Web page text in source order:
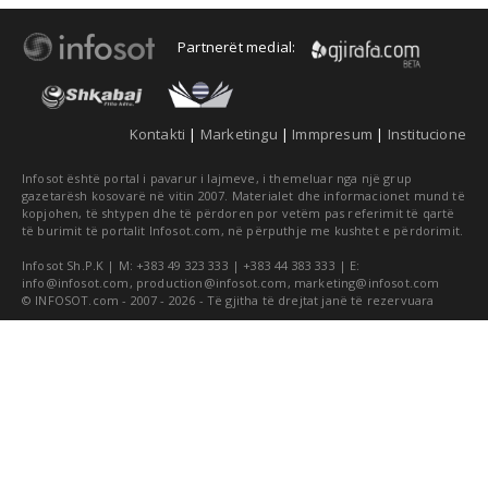
Partnerët medial:
Kontakti | Marketingu | Immpresum | Institucione
Infosot është portal i pavarur i lajmeve, i themeluar nga një grup
gazetarësh kosovarë në vitin 2007. Materialet dhe informacionet mund të
kopjohen, të shtypen dhe të përdoren por vetëm pas referimit të qartë
të burimit të portalit Infosot.com, në përputhje me kushtet e përdorimit.
Infosot Sh.P.K | M: +383 49 323 333 | +383 44 383 333 | E:
info@infosot.com , production@infosot.com , marketing@infosot.com
© INFOSOT.com - 2007 - 2026 - Të gjitha të drejtat janë të rezervuara